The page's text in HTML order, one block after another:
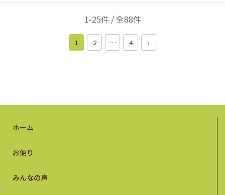
います笑） まだまだ募集していますので、皆さまもぜひ
「オハナし」で「#わたしの失敗談」投稿してくださいね
1-25件 / 全88件
1 2 … 4 ›
ホーム
お便り
みんなの声